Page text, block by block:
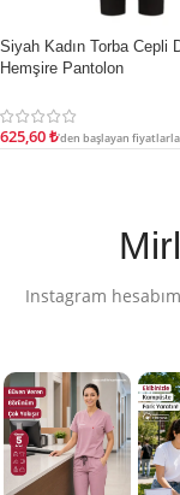
İNDIRIM
Siyah Kadın Torba Cepli
Hemşire Pantolon
625,60₺'den başlayan fiyatlarla
Instagram